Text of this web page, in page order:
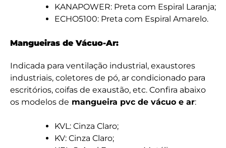
KANAPOWER: Preta com Espiral Laranja;
ECHO5100: Preta com Espiral Amarelo.
Mangueiras de Vácuo-Ar:
Indicada para ventilação industrial, exaustores
industriais, coletores de pó, ar condicionado para
escritórios, coifas de exaustão, etc. Confira abaixo
os modelos de mangueira pvc de vácuo e ar:
KVL: Cinza Claro;
KV: Cinza Claro;